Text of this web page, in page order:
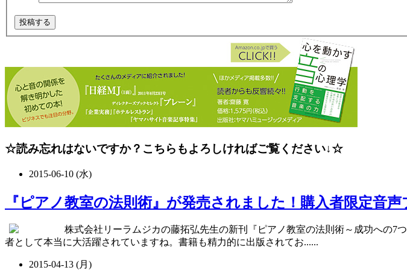
☆読み忘れはないですか？こちらもよろしければご覧ください↓☆
2015-06-10 (水)
『ピアノ教室の法則術』が発売されました！購入者限定音
株式会社リーラムジカの藤拓弘先生の新刊『ピアノ教室の法則術～成功への7
者として本当に大活躍されていますね。書籍も精力的に出版されてお......
2015-04-13 (月)